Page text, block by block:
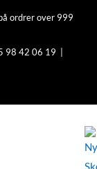
ordrer over 999
98 42 06 19